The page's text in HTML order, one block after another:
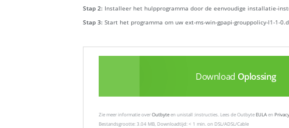
Stap 2: Installeer het hulpprogramma door de eenvoudige installatie-
Stap 3: Start het programma om uw ext-ms-win-gpapi-grouppolicy-l1-1-
Download Oplossing
Zie meer informatie overOutbyteen unistall :instructies. Lees de OutbyteEULAen
Bestandsgrootte: 3.04 MB, Downloadtijd: < 1 min. on DSL/ADSL/Cable